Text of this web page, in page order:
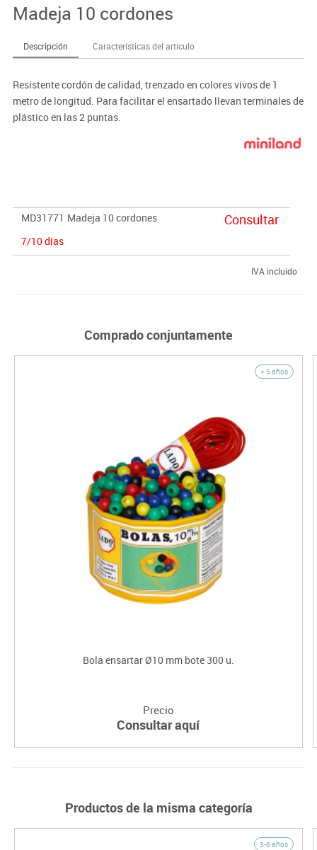
Madeja 10 cordones
Descripción Características del artículo
Resistente cordón de calidad, trenzado en colores vivos de 1
metro de longitud. Para facilitar el ensartado llevan terminales de
plástico en las 2 puntas.
MD31771 Madeja 10 cordones
7/10 días
Consultar
IVA incluido
Comprado conjuntamente
+ 5 años
Bola ensartar Ø10 mm bote 300 u.
Precio
Consultar aquí
Productos de la misma categoría
3-6 años